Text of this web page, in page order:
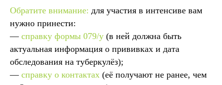
Обратите внимание: для участия в интенсиве вам
нужно принести:
— справку формы 079/у (в ней должна быть
актуальная информация о прививках и дата
обследования на туберкулёз);
— справку о контактах (её получают не ранее, чем